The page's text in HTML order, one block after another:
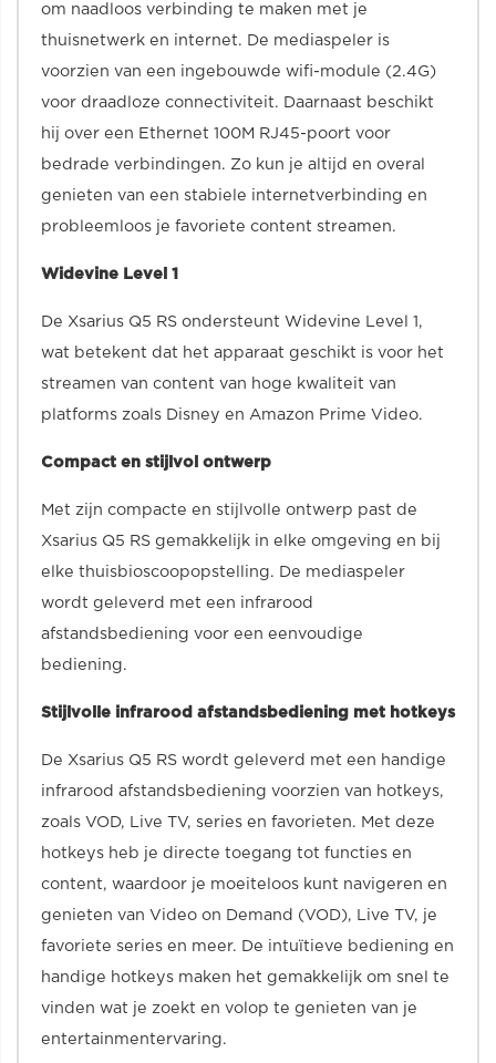
om naadloos verbinding te maken met je
thuisnetwerk en internet. De mediaspeler is
voorzien van een ingebouwde wifi-module (2.4G)
voor draadloze connectiviteit. Daarnaast beschikt
hij over een Ethernet 100M RJ45-poort voor
bedrade verbindingen. Zo kun je altijd en overal
genieten van een stabiele internetverbinding en
probleemloos je favoriete content streamen.
Widevine Level 1
De Xsarius Q5 RS ondersteunt Widevine Level 1,
wat betekent dat het apparaat geschikt is voor het
streamen van content van hoge kwaliteit van
platforms zoals Disney en Amazon Prime Video.
Compact en stijlvol ontwerp
Met zijn compacte en stijlvolle ontwerp past de
Xsarius Q5 RS gemakkelijk in elke omgeving en bij
elke thuisbioscoopopstelling. De mediaspeler
wordt geleverd met een infrarood
afstandsbediening voor een eenvoudige
bediening.
Stijlvolle infrarood afstandsbediening met hotkeys
De Xsarius Q5 RS wordt geleverd met een handige
infrarood afstandsbediening voorzien van hotkeys,
zoals VOD, Live TV, series en favorieten. Met deze
hotkeys heb je directe toegang tot functies en
content, waardoor je moeiteloos kunt navigeren en
genieten van Video on Demand (VOD), Live TV, je
favoriete series en meer. De intuïtieve bediening en
handige hotkeys maken het gemakkelijk om snel te
vinden wat je zoekt en volop te genieten van je
entertainmentervaring.